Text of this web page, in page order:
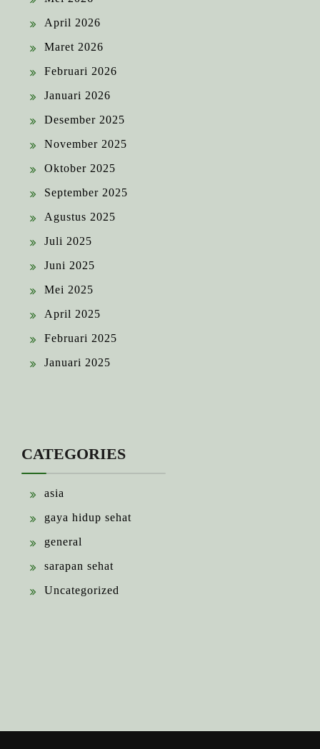
April 2026
Maret 2026
Februari 2026
Januari 2026
Desember 2025
November 2025
Oktober 2025
September 2025
Agustus 2025
Juli 2025
Juni 2025
Mei 2025
April 2025
Februari 2025
Januari 2025
CATEGORIES
asia
gaya hidup sehat
general
sarapan sehat
Uncategorized